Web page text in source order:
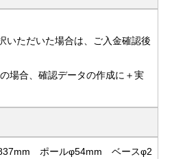
いただいた場合は、ご入金確認後
場合、確認データの作成に＋実
ポールφ54mm ベースφ2